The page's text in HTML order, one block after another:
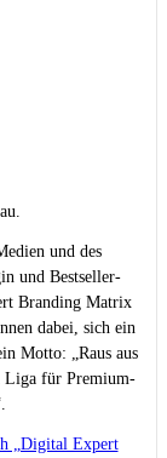
und des
und Bestseller-
Branding Matrix
dabei, sich ein
Motto: „Raus aus
Liga für Premium-
„Digital Expert